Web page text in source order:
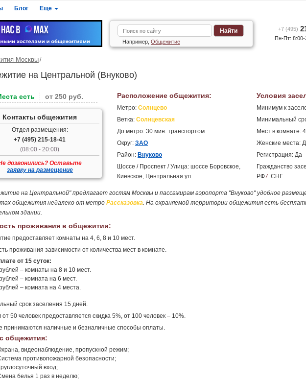
Блог Еще
Найти
Например, Общежитие
+7 (495)
Пн-Пт:
Москвы
на Центральной (Внуково)
есть от 250 руб.
Контакты общежития
Отдел размещения:
+7 (495) 215-18-41
(08:00 - 20:00)
дозвонились? Оставьте
заявку на размещение
Расположение общежития:
Метро: Солнцево
Ветка: Солнцевская
До метро: 30 мин. транспортом
Округ: ЗАО
Район: Внуково
Шоссе / Проспект / Улица: шоссе Боровское,
Киевское, Центральная ул.
Условия
Минимум к
Минимальный
Мест в комнате:
Женские места:
Регистрация: Да
Гражданство
РФ/ СНГ
на Центральной" предлагает гостям Москвы и пассажирам аэропорта "Внуково" удобное
общежития недалеко от метро Рассказовка. На охраняемой территории общежития есть
здании.
проживания в общежитии:
предоставляет комнаты на 4, 6, 8 и 10 мест.
проживания зависимости от количества мест в комнате.
от 15 суток:
– комнаты на 8 и 10 мест.
– комната на 6 мест.
– комната на 4 места.
срок заселения 15 дней.
от 50 человек предоставляется скидка 5%, от 100 человек – 10%.
принимаются наличные и безналичные способы оплаты.
общежития:
видеонаблюдение, пропускной режим;
противопожарной безопасности;
вход;
белья 1 раз в неделю;